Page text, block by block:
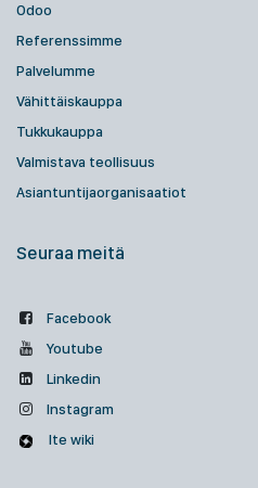
Odoo
Referenssimme
Palvelumme
Vähittäiskauppa
Tukkukauppa
Valmistava teollisuus
Asiantuntijaorganisaatiot
Seuraa meitä
Facebook
Youtube
Linkedin
Instagram
Ite wiki